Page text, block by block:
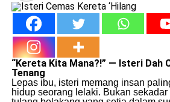
“Kereta Kita Mana?!” — Isteri Dah
Tenang
Lepas ibu, isteri memang insan
hidup seorang lelaki. Bukan